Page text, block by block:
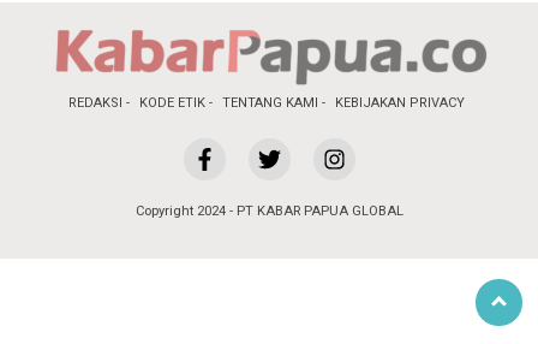
REDAKSI KODE ETIK TENTANG KAMI KEBIJAKAN PRIVACY
Copyright 2024 - PT KABAR PAPUA GLOBAL